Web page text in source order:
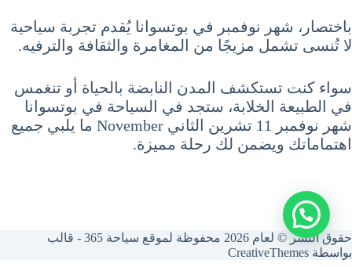
باختصار، شهر نوفمبر في بوتسوانا يُقدم تجربة سياحية
لا تُنسى تشمل مزيجًا من المغامرة والثقافة والترفيه.
سواء كنت تستكشف المدن النابضة بالحياة أو تنغمس
في الطبيعة الخلابة، ستجد في السياحة في بوتسوانا
شهر نوفمبر 11 تشرين الثاني November ما يلبي جميع
اهتماماتك ويضمن لك رحلة مميزة.
حقوق النشر © لعام 2026 محفوظة لموقع سياحة 365 - قالب
بواسطة CreativeThemes